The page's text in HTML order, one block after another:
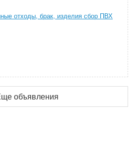
отходы, брак, изделия сбор ПВХ
объявления